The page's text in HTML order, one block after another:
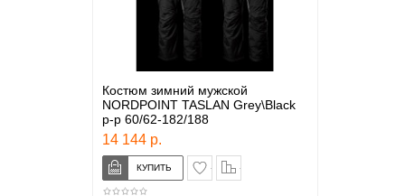
Костюм зимний мужской
NORDPOINT TASLAN Grey\Black
р-р 60/62-182/188
14 144 р.
в закладки